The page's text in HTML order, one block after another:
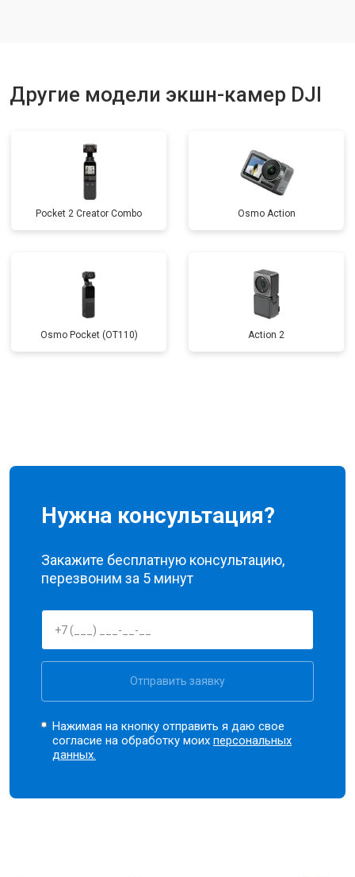
Другие модели экшн-камер DJI
Pocket 2 Creator Combo Osmo Action
Osmo Pocket (OT110) Action 2
Нужна консультация?
Закажите бесплатную консультацию,
перезвоним за 5 минут
Отправить заявку
Нажимая на кнопку отправить я даю свое
согласие на обработку моихперсональных
данных.